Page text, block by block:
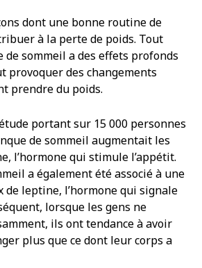
dont une bonne routine de
à la perte de poids. Tout
de sommeil a des effets profonds
provoquer des changements
prendre du poids.
portant sur 15 000 personnes
de sommeil augmentait les
l’hormone qui stimule l’appétit.
a également été associé à une
de leptine, l’hormone qui signale
lorsque les gens ne
ils ont tendance à avoir
plus que ce dont leur corps a